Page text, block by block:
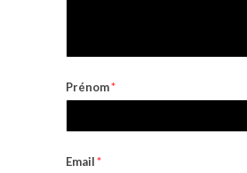
Prénom*
Email*